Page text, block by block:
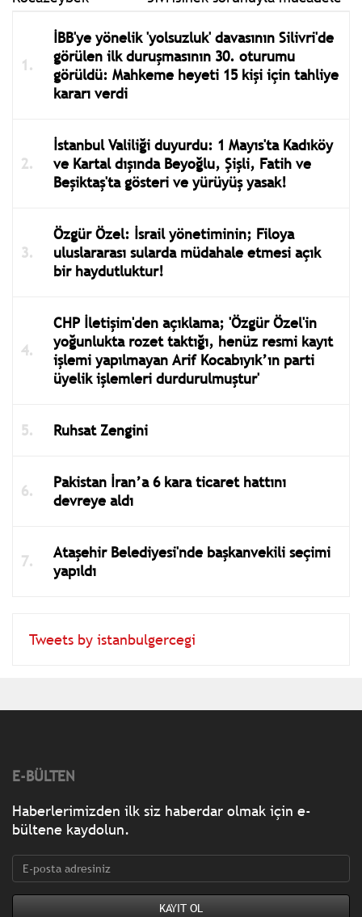
İBB'ye yönelik 'yolsuzluk' davasının Silivri'de
görülen ilk duruşmasının 30. oturumu
görüldü: Mahkeme heyeti 15 kişi için tahliye
kararı verdi
İstanbul Valiliği duyurdu: 1 Mayıs'ta Kadıköy
ve Kartal dışında Beyoğlu, Şişli, Fatih ve
Beşiktaş'ta gösteri ve yürüyüş yasak!
Özgür Özel: İsrail yönetiminin; Filoya
uluslararası sularda müdahale etmesi açık
bir haydutluktur!
CHP İletişim'den açıklama; 'Özgür Özel'in
yoğunlukta rozet taktığı, henüz resmi kayıt
işlemi yapılmayan Arif Kocabıyık’ın parti
üyelik işlemleri durdurulmuştur'
Ruhsat Zengini
Pakistan İran’a 6 kara ticaret hattını
devreye aldı
Ataşehir Belediyesi'nde başkanvekili seçimi
yapıldı
Tweets by istanbulgercegi
E-BÜLTEN
Haberlerimizden ilk siz haberdar olmak için e-
bültene kaydolun.